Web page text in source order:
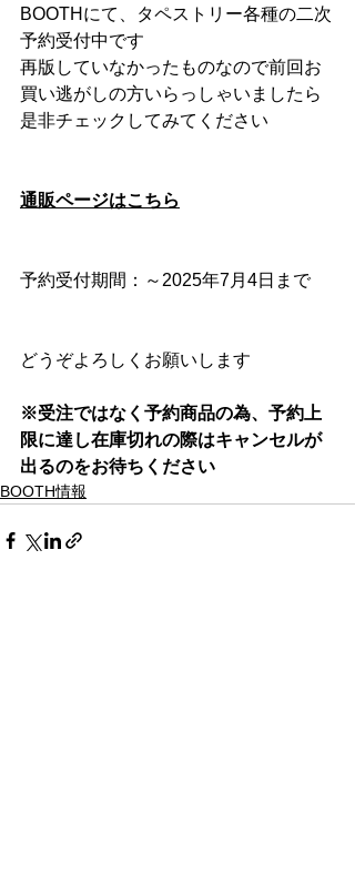
BOOTHにて、タペストリー各種の二次
予約受付中です
再版していなかったものなので前回お
買い逃がしの方いらっしゃいましたら
是非チェックしてみてください
通販ページはこちら
予約受付期間：～2025年7月4日まで
どうぞよろしくお願いします
※受注ではなく予約商品の為、予約上
限に達し在庫切れの際はキャンセルが
出るのをお待ちください
BOOTH情報